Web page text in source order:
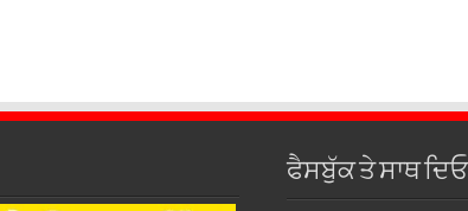
ਫੈਸਬੁੱਕ ਤੇ ਸਾਥ